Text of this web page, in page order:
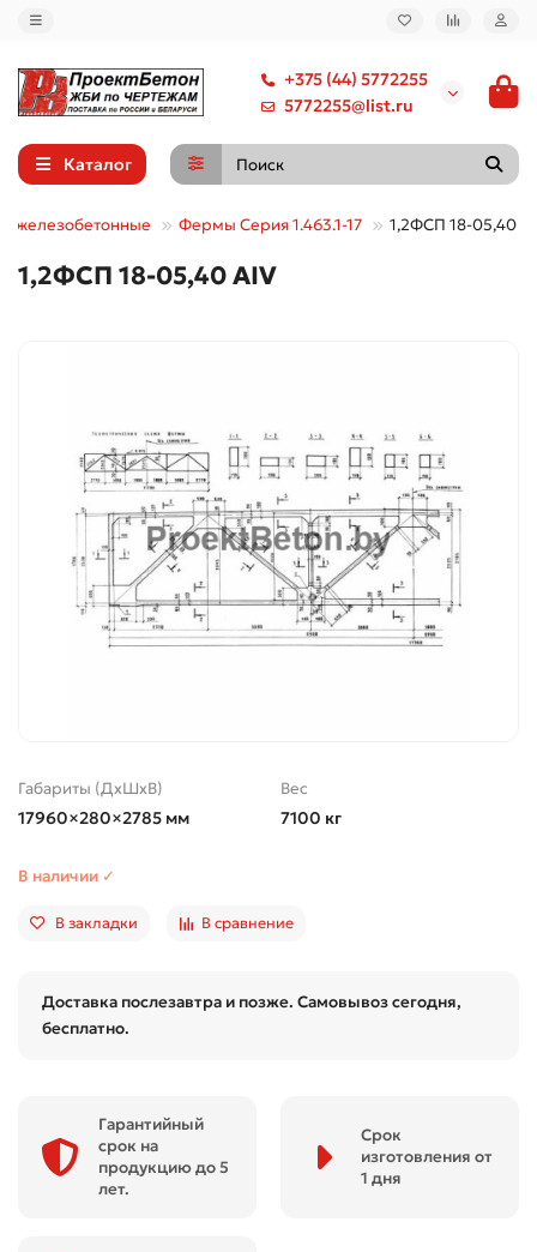
+375 (44) 5772255
5772255@list.ru
Каталог
железобетонные Фермы Серия 1.463.1-17 1,2ФСП 18-05,40
1,2ФСП 18-05,40 АIV
Габариты (ДхШхВ)
17960×280×2785 мм
Вес
7100 кг
В наличии ✓
В закладки В сравнение
Доставка послезавтра и позже. Самовывоз сегодня,
бесплатно.
Гарантийный
срок на
продукцию до 5
лет.
Срок
изготовления от
1 дня